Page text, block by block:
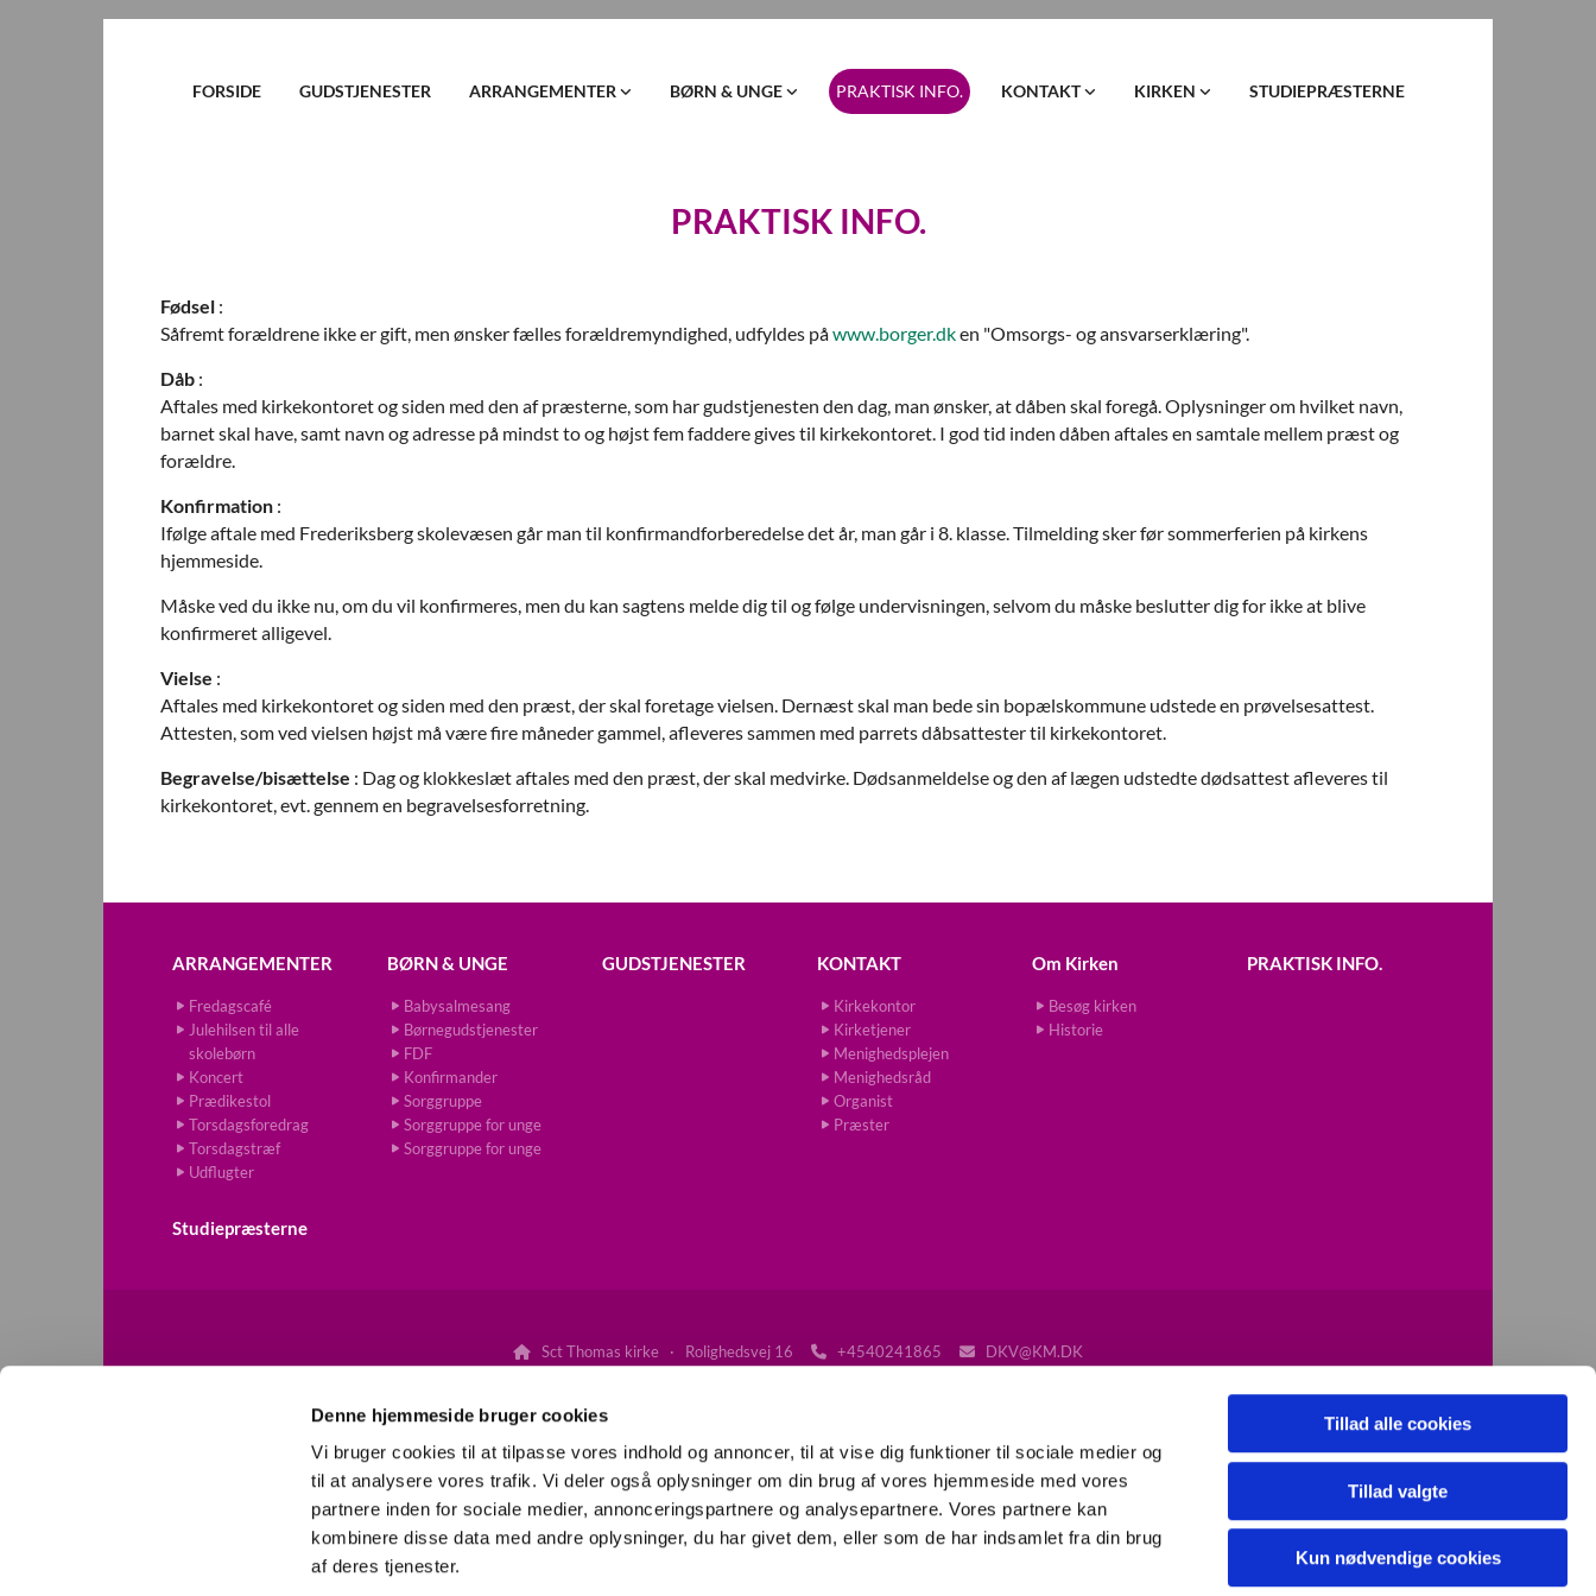
Denne hjemmeside bruger cookies
Vi bruger cookies til at tilpasse vores indhold og annoncer, til at vise dig funktioner til sociale medier og
til at analysere vores trafik. Vi deler også oplysninger om din brug af vores hjemmeside med vores
partnere inden for sociale medier, annonceringspartnere og analysepartnere. Vores partnere kan
kombinere disse data med andre oplysninger, du har givet dem, eller som de har indsamlet fra din brug
af deres tjenester.
Tillad alle cookies
Tillad valgte
Kun nødvendige cookies
FORSIDE GUDSTJENESTER ARRANGEMENTER BØRN & UNGE PRAKTISK INFO. KONTAKT KIRKEN STUDIEPRÆSTERNE
PRAKTISK INFO.
Fødsel :
Såfremt forældrene ikke er gift, men ønsker fælles forældremyndighed, udfyldes påwww.borger.dken "Omsorgs- og ansvarserklæring".
Dåb :
Aftales med kirkekontoret og siden med den af præsterne, som har gudstjenesten den dag, man ønsker, at dåben skal foregå. Oplysninger om hvilket navn,
barnet skal have, samt navn og adresse på mindst to og højst fem faddere gives til kirkekontoret. I god tid inden dåben aftales en samtale mellem præst og
forældre.
Konfirmation :
Ifølge aftale med Frederiksberg skolevæsen går man til konfirmandforberedelse det år, man går i 8. klasse. Tilmelding sker før sommerferien på kirkens
hjemmeside.
Måske ved du ikke nu, om du vil konfirmeres, men du kan sagtens melde dig til og følge undervisningen, selvom du måske beslutter dig for ikke at blive
konfirmeret alligevel.
Vielse :
Aftales med kirkekontoret og siden med den præst, der skal foretage vielsen. Dernæst skal man bede sin bopælskommune udstede en prøvelsesattest.
Attesten, som ved vielsen højst må være fire måneder gammel, afleveres sammen med parrets dåbsattester til kirkekontoret.
Begravelse/bisættelse : Dag og klokkeslæt aftales med den præst, der skal medvirke. Dødsanmeldelse og den af lægen udstedte dødsattest afleveres til
kirkekontoret, evt. gennem en begravelsesforretning.
ARRANGEMENTER
Fredagscafé
Julehilsen til alle
skolebørn
Koncert
Prædikestol
Torsdagsforedrag
Torsdagstræf
Udflugter
BØRN & UNGE
Babysalmesang
Børnegudstjenester
FDF
Konfirmander
Sorggruppe
Sorggruppe for unge
Sorggruppe for unge
GUDSTJENESTER KONTAKT
Kirkekontor
Kirketjener
Menighedsplejen
Menighedsråd
Organist
Præster
Om Kirken
Besøg kirken
Historie
PRAKTISK INFO.
Studiepræsterne
 Sct Thomas kirke · Rolighedsvej 16  +4540241865 
DKV@KM.DK
Gå til Folkekirken på Frederiksberg